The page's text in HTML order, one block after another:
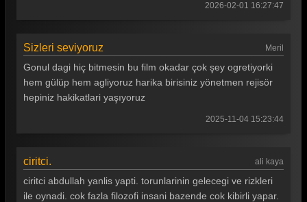
Gönül Dağı 154. Bölüm
Gönül Dağı 153. Bölüm
Gönül Dağı 152. Bölüm
Gönül Dağı 149. Bölüm
Gönül Dağı 148. Bölüm
2026-02-01 16:27:47
Sizleri seviyoruz Meril
Gonul dagi hiç bitmesin bu film okadar çok şey ogretiyorki
hem gülüp hem agliyoruz harika birisiniz yönetmen rejisör
hepiniz hakikatlari yaşıyoruz
2025-11-04 15:23:44
ciritci. ali kaya
ciritci abdullah yanlis yapti. torunlarinin gelecegi ve rizkleri
ile oynadi. cok fazla filozofi insani bazende cok kibirli yapar.